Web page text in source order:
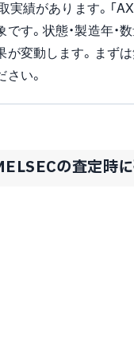
実績があります。「
す。状態・製造年・
が変動します。まず
い。
の査定時